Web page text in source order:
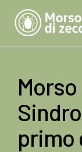
primo